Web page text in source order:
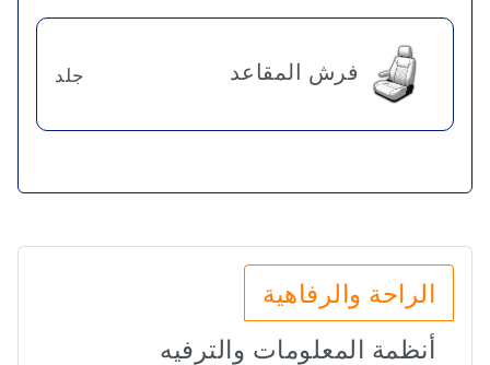
فرش المقاعد جلد
الراحة والرفاهية
أنظمة المعلومات والترفيه